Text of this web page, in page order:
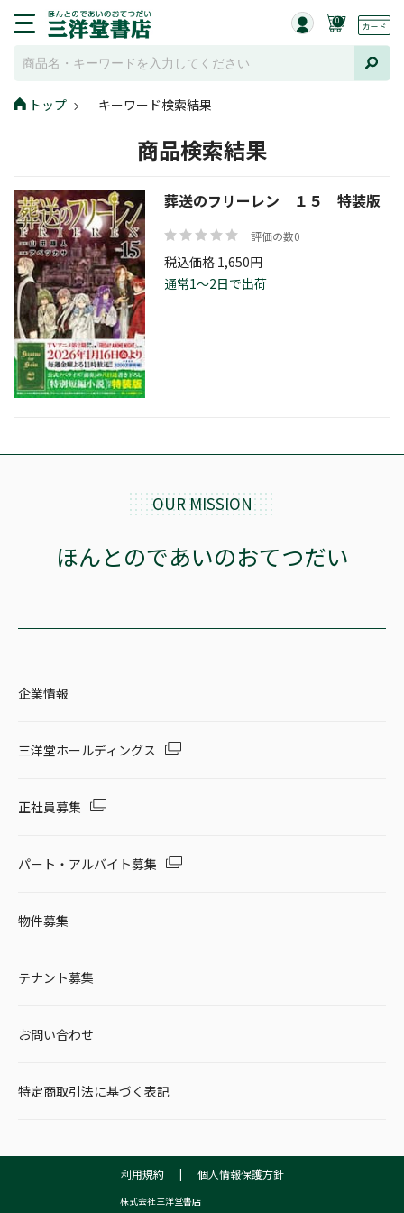
0
トップ キーワード検索結果
商品検索結果
葬送のフリーレン １５ 特装版
評価の数0
税込価格 1,650円
通常1～2日で出荷
OUR MISSION
ほんとのであいのおてつだい
企業情報
三洋堂ホールディングス
正社員募集
パート・アルバイト募集
物件募集
テナント募集
お問い合わせ
特定商取引法に基づく表記
利用規約 | 個人情報保護方針
株式会社三洋堂書店